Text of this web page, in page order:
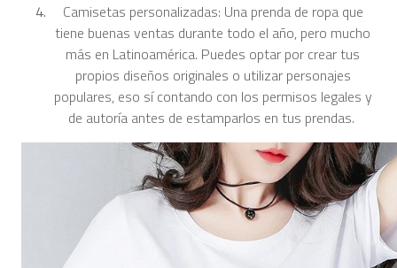
Camisetas personalizadas: Una prenda de ropa que
tiene buenas ventas durante todo el año, pero mucho
más en Latinoamérica. Puedes optar por crear tus
propios diseños originales o utilizar personajes
populares, eso sí contando con los permisos legales y
de autoría antes de estamparlos en tus prendas.